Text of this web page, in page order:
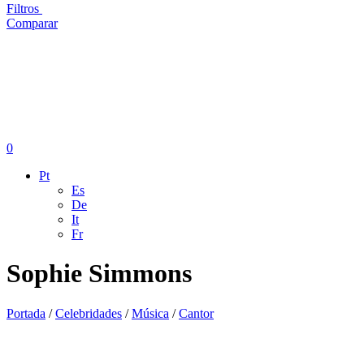
Filtros
Comparar
0
Pt
Es
De
It
Fr
Sophie Simmons
Portada /Celebridades /Música /Cantor